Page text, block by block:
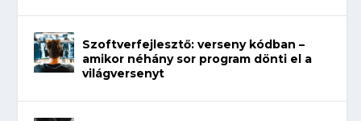
Szoftverfejlesztő: verseny kódban –
amikor néhány sor program dönti el a
világversenyt